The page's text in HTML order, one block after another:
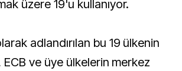
üzere 19'u kullanıyor.
adlandırılan bu 19 ülkenin
ECB ve üye ülkelerin merkez